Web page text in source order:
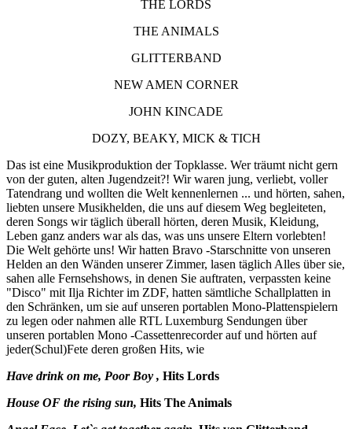
THE LORDS
THE ANIMALS
GLITTERBAND
NEW AMEN CORNER
JOHN KINCADE
DOZY, BEAKY, MICK & TICH
Das ist eine Musikproduktion der Topklasse. Wer träumt nicht gern
von der guten, alten Jugendzeit?! Wir waren jung, verliebt, voller
Tatendrang und wollten die Welt kennenlernen ... und hörten, sahen,
liebten unsere Musikhelden, die uns auf diesem Weg begleiteten,
deren Songs wir täglich überall hörten, deren Musik, Kleidung,
Leben ganz anders war als das, was uns unsere Eltern vorlebten!
Die Welt gehörte uns! Wir hatten Bravo -Starschnitte von unseren
Helden an den Wänden unserer Zimmer, lasen täglich Alles über sie,
sahen alle Fernsehshows, in denen Sie auftraten, verpassten keine
"Disco" mit Ilja Richter im ZDF, hatten sämtliche Schallplatten in
den Schränken, um sie auf unseren portablen Mono-Plattenspielern
zu legen oder nahmen alle RTL Luxemburg Sendungen über
unseren portablen Mono -Cassettenrecorder auf und hörten auf
jeder(Schul)Fete deren großen Hits, wie
Have drink on me, Poor Boy , Hits Lords
House OF the rising sun, Hits The Animals